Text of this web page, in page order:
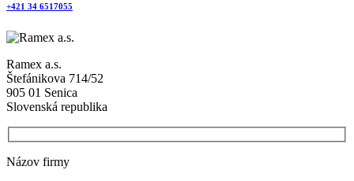
+421 34 6517055
Ramex a.s.
Štefánikova 714/52
905 01 Senica
Slovenská republika
Názov firmy